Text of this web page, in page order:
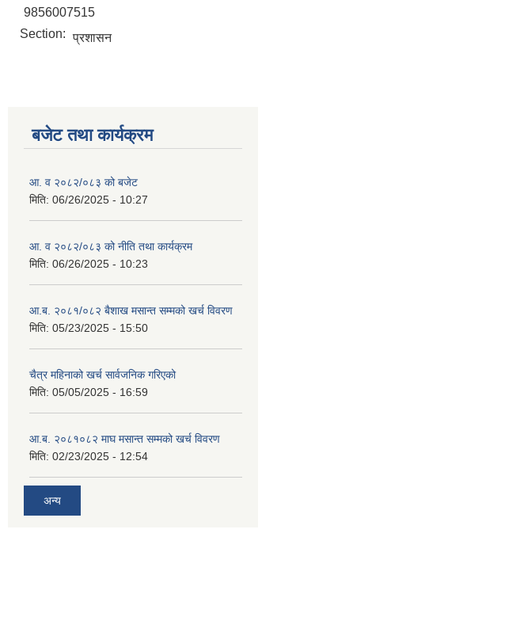
9856007515
Section: प्रशासन
बजेट तथा कार्यक्रम
आ. व २०८२/०८३ को बजेट
मिति: 06/26/2025 - 10:27
आ. व २०८२/०८३ को नीति तथा कार्यक्रम
मिति: 06/26/2025 - 10:23
आ.ब. २०८१/०८२ बैशाख मसान्त सम्मको खर्च विवरण
मिति: 05/23/2025 - 15:50
चैत्र महिनाको खर्च सार्वजनिक गरिएको
मिति: 05/05/2025 - 16:59
आ.ब. २०८१०८२ माघ मसान्त सम्मको खर्च विवरण
मिति: 02/23/2025 - 12:54
अन्य